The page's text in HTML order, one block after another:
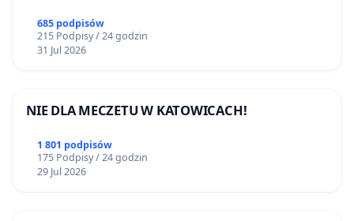
685 podpisów
215 Podpisy / 24 godzin
31 Jul 2026
NIE DLA MECZETU W KATOWICACH!
1 801 podpisów
175 Podpisy / 24 godzin
29 Jul 2026